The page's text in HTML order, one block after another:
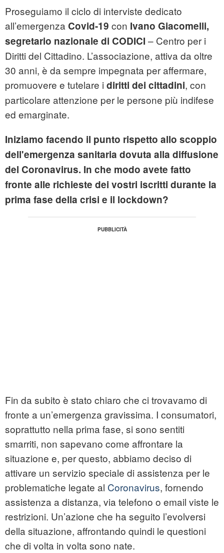
Proseguiamo il ciclo di interviste dedicato
all’emergenza Covid-19 con Ivano Giacomelli,
segretario nazionale di CODICI – Centro per i
Diritti del Cittadino. L’associazione, attiva da oltre
30 anni, è da sempre impegnata per affermare,
promuovere e tutelare i diritti dei cittadini, con
particolare attenzione per le persone più indifese
ed emarginate.
Iniziamo facendo il punto rispetto allo scoppio
dell'emergenza sanitaria dovuta alla diffusione
del Coronavirus. In che modo avete fatto
fronte alle richieste dei vostri iscritti durante la
prima fase della crisi e il lockdown?
Fin da subito è stato chiaro che ci trovavamo di
fronte a un’emergenza gravissima. I consumatori,
soprattutto nella prima fase, si sono sentiti
smarriti, non sapevano come affrontare la
situazione e, per questo, abbiamo deciso di
attivare un servizio speciale di assistenza per le
problematiche legate al Coronavirus, fornendo
assistenza a distanza, via telefono o email viste le
restrizioni. Un’azione che ha seguito l’evolversi
della situazione, affrontando quindi le questioni
che di volta in volta sono nate.